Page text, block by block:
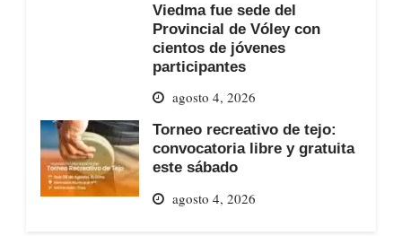
Viedma fue sede del
Provincial de Vóley con
cientos de jóvenes
participantes
agosto 4, 2026
Torneo recreativo de tejo:
convocatoria libre y gratuita
este sábado
agosto 4, 2026